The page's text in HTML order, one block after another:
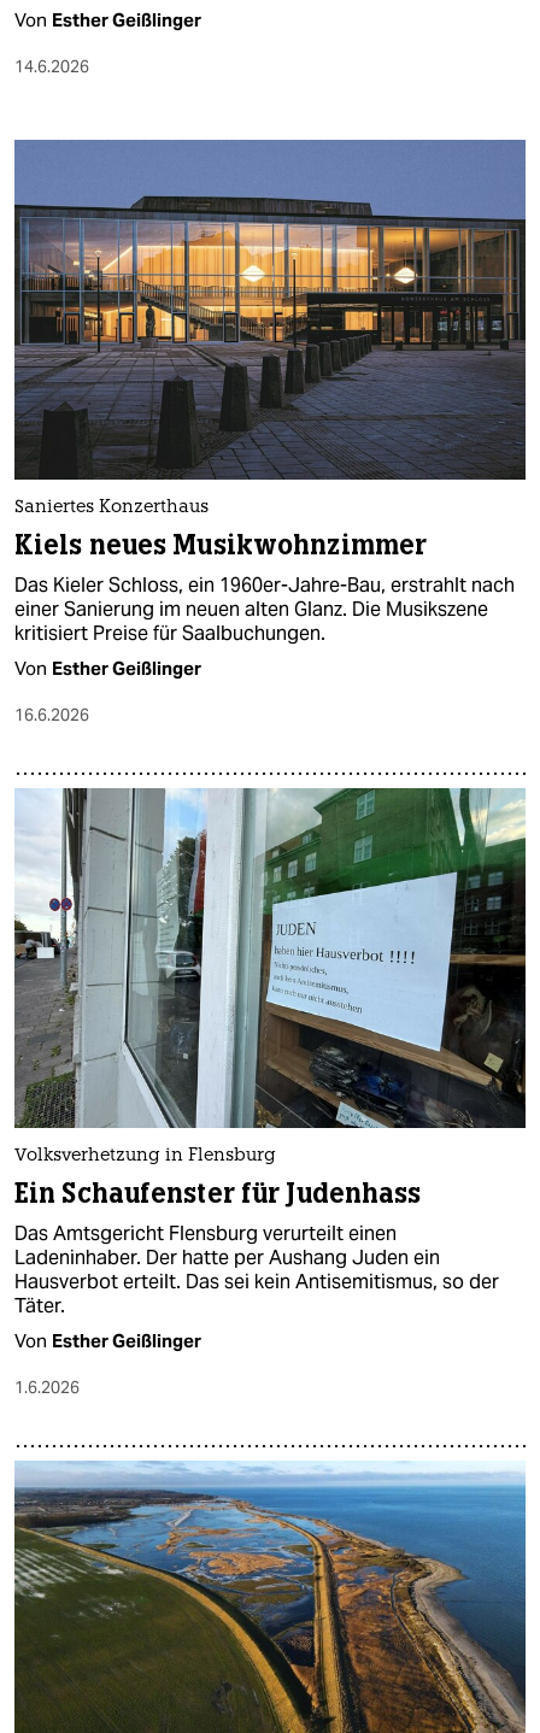
Von Esther Geißlinger
14.6.2026
Saniertes Konzerthaus
Kiels neues Musikwohnzimmer
Das Kieler Schloss, ein 1960er-Jahre-Bau, erstrahlt nach
einer Sanierung im neuen alten Glanz. Die Musikszene
kritisiert Preise für Saalbuchungen.
Von Esther Geißlinger
16.6.2026
Volksverhetzung in Flensburg
Ein Schaufenster für Judenhass
Das Amtsgericht Flensburg verurteilt einen
Ladeninhaber. Der hatte per Aushang Juden ein
Hausverbot erteilt. Das sei kein Antisemitismus, so der
Täter.
Von Esther Geißlinger
1.6.2026